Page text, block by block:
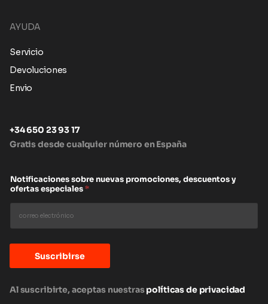
AYUDA
Servicio
Devoluciones
Envio
+34 650 23 93 17
Gratis desde cualquier número en España
Notificaciones sobre nuevas promociones, descuentos y
ofertas especiales*
Suscribirse
Al suscribirte, aceptas nuestraspolíticas de privacidad